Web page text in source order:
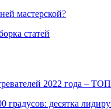
мастерской?
статей
2022 года –
градусов: десятка